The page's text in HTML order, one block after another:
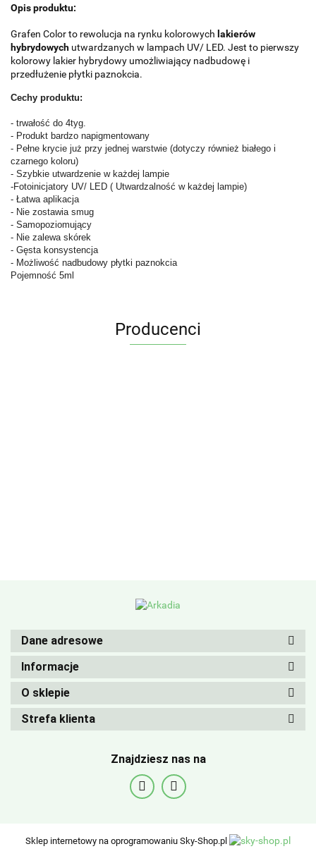
Opis produktu:
Grafen Color to rewolucja na rynku kolorowych lakierów
hybrydowych utwardzanych w lampach UV/ LED. Jest to pierwszy
kolorowy lakier hybrydowy umożliwiający nadbudowę i
przedłużenie płytki paznokcia.
Cechy produktu:
- trwałość do 4tyg.
- Produkt bardzo napigmentowany
- Pełne krycie już przy jednej warstwie (dotyczy również białego i
czarnego koloru)
- Szybkie utwardzenie w każdej lampie
-Fotoinicjatory UV/ LED ( Utwardzalność w każdej lampie)
- Łatwa aplikacja
- Nie zostawia smug
- Samopoziomujący
- Nie zalewa skórek
- Gęsta konsystencja
- Możliwość nadbudowy płytki paznokcia
Pojemność 5ml
Producenci
Dane adresowe
Informacje
O sklepie
Strefa klienta
Znajdziesz nas na
Sklep internetowy na oprogramowaniu Sky-Shop.pl